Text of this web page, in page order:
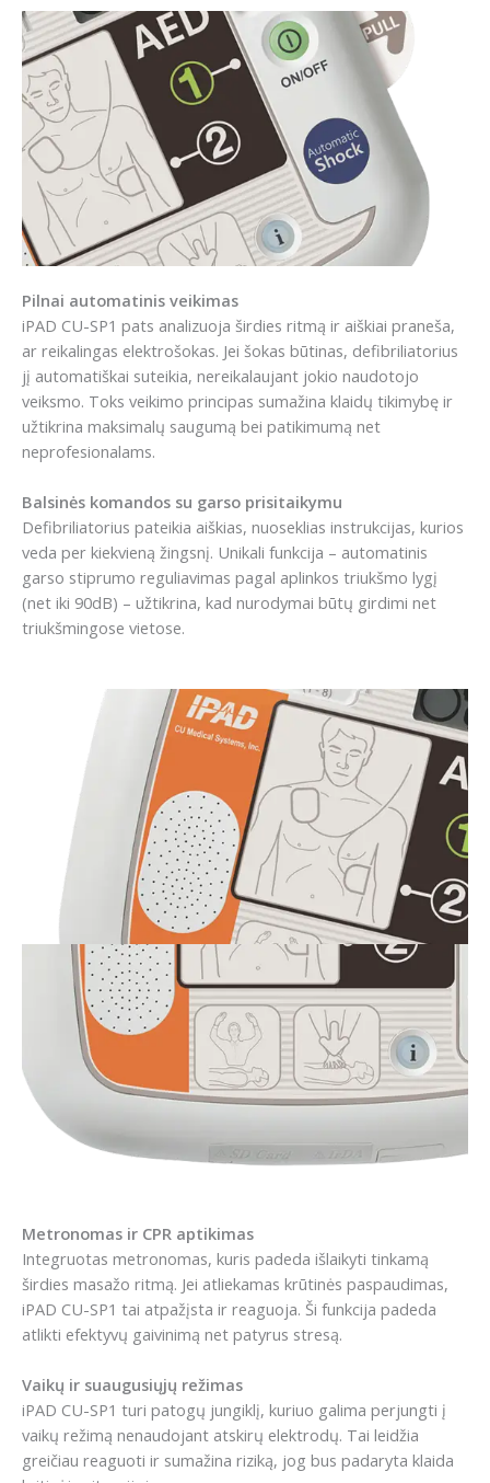
Pilnai automatinis veikimas
iPAD CU-SP1 pats analizuoja širdies ritmą ir aiškiai praneša,
ar reikalingas elektrošokas. Jei šokas būtinas, defibriliatorius
jį automatiškai suteikia, nereikalaujant jokio naudotojo
veiksmo. Toks veikimo principas sumažina klaidų tikimybę ir
užtikrina maksimalų saugumą bei patikimumą net
neprofesionalams.
Balsinės komandos su garso prisitaikymu
Defibriliatorius pateikia aiškias, nuoseklias instrukcijas, kurios
veda per kiekvieną žingsnį. Unikali funkcija – automatinis
garso stiprumo reguliavimas pagal aplinkos triukšmo lygį
(net iki 90dB) – užtikrina, kad nurodymai būtų girdimi net
triukšmingose vietose.
Metronomas ir CPR aptikimas
Integruotas metronomas, kuris padeda išlaikyti tinkamą
širdies masažo ritmą. Jei atliekamas krūtinės paspaudimas,
iPAD CU-SP1 tai atpažįsta ir reaguoja. Ši funkcija padeda
atlikti efektyvų gaivinimą net patyrus stresą.
Vaikų ir suaugusiųjų režimas
iPAD CU-SP1 turi patogų jungiklį, kuriuo galima perjungti į
vaikų režimą nenaudojant atskirų elektrodų. Tai leidžia
greičiau reaguoti ir sumažina riziką, jog bus padaryta klaida